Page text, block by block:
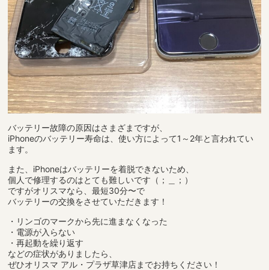
バッテリー故障の原因はさまざまですが、
iPhoneのバッテリー寿命は、使い方によって1～2年と言われてい
ます。
また、iPhoneはバッテリーを着脱できないため、
個人で修理するのはとても難しいです（；＿；）
ですがオリスマなら、最短30分〜で
バッテリーの交換をさせていただきます！
・リンゴのマークから先に進まなくなった
・電源が入らない
・再起動を繰り返す
などの症状がありましたら、
ぜひオリスマ アル・プラザ草津店までお持ちください！